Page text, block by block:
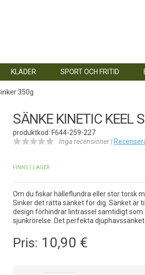
KLÄDER SPORT OCH FRITID
350g
SÄNKE KINETIC KEEL
produktkod: F644-259-227
Inga recensioner |
FINNS I LAGER
Om du fiskar hälleflundra eller stor torsk
Sinker det rätta sänket för dig. Sänket är
design förhindrar lintrassel samtidigt som
sjunkrörelse. Det perfekta
Pris: 10,90 €